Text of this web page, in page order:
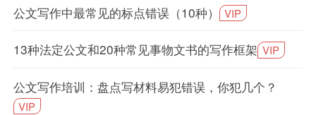
公文写作中最常见的标点错误（10种） VIP
13种法定公文和20种常见事物文书的写作框架 VIP
公文写作培训：盘点写材料易犯错误，你犯几个？
VIP